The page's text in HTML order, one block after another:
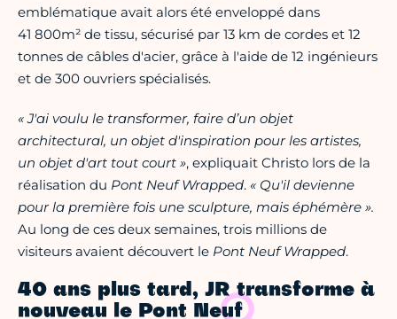
emblématique avait alors été enveloppé dans
41 800m² de tissu, sécurisé par 13 km de cordes et 12
tonnes de câbles d'acier, grâce à l'aide de 12 ingénieurs
et de 300 ouvriers spécialisés.
« J'ai voulu le transformer, faire d’un objet
architectural, un objet d'inspiration pour les artistes,
un objet d'art tout court », expliquait Christo lors de la
réalisation du Pont Neuf Wrapped. « Qu'il devienne
pour la première fois une sculpture, mais éphémère ».
Au long de ces deux semaines, trois millions de
visiteurs avaient découvert le Pont Neuf Wrapped.
40 ans plus tard, JR transforme à
nouveau le Pont Neuf